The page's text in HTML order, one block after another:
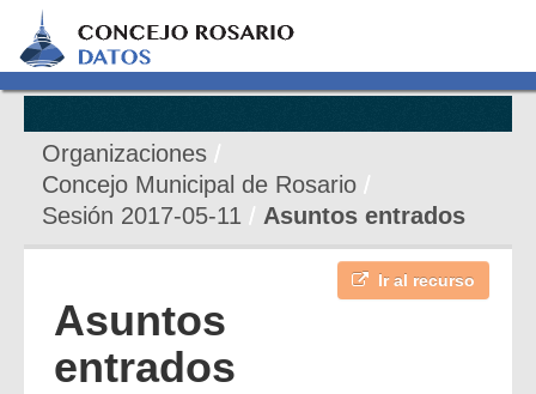
Organizaciones
Concejo Municipal de Rosario
Sesión 2017-05-11
Asuntos entrados
Ir al recurso
Asuntos
entrados